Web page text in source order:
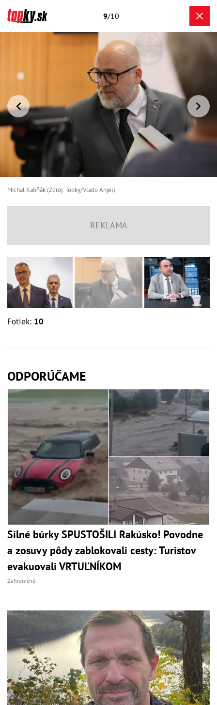
9/10
Michal Kaliňák (Zdroj: Topky/Vlado Anjel)
Fotiek: 10
ODPORÚČAME
Silné búrky SPUSTOŠILI Rakúsko! Povodne
a zosuvy pôdy zablokovali cesty: Turistov
evakuovali VRTUĽNÍKOM
Zahraničné